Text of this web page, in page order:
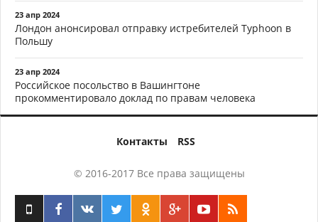
23 апр 2024
Лондон анонсировал отправку истребителей Typhoon в
Польшу
23 апр 2024
Российское посольство в Вашингтоне
прокомментировало доклад по правам человека
Контакты RSS
© 2016-2017 Все права защищены